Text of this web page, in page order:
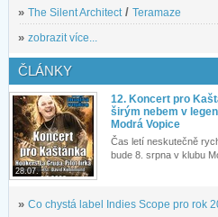
» The Silent Architect/ Teramaze
» zobrazit více...
ČLÁNKY
28.07.
12. Koncert pro
širým nebem v
Modrá Vopice
Čas letí neskutečně
bude 8. srpna v klubu
» Co chystá label Indies Scope pro rok